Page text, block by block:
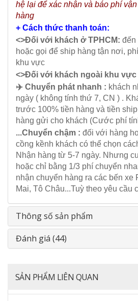
hệ lại để xác nhận và báo phí
hàng
+ Cách thức thanh toán:
<>Đối với khách ở TPHCM: đến
hoặc gọi để ship hàng tận nơi,
khu vực
<>Đối với khách ngoài khu vực
✈️ Chuyển phát nhanh : khách
ngày ( không tính thứ 7, CN ) .
trước 100% tiền hàng và tiền
hàng gửi cho khách (Cước phí
...Chuyển chậm : đối với hàng
cồng kềnh khách có thể chọn
Nhận hàng từ 5-7 ngày. Nhưng
hoặc chỉ bằng 1/3 phí chuyển
nhận chuyển hàng ra các bến xe
Mai, Tô Châu...Tuỳ theo yêu cầu
Thông số sản phẩm
Đánh giá (44)
SẢN PHẨM LIÊN QUAN